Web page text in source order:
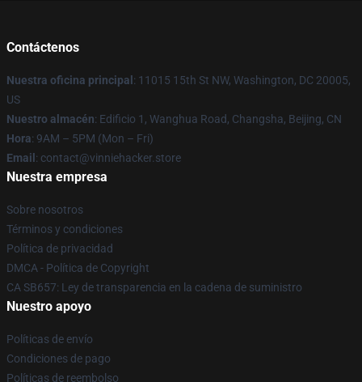
Contáctenos
Nuestra oficina principal : 11015 15th St NW, Washington, DC 20005,
US
Nuestro almacén: Edificio 1, Wanghua Road, Changsha, Beijing, CN
Hora: 9AM – 5PM (Mon – Fri)
Email : contact@vinniehacker.store
Nuestra empresa
Sobre nosotros
Términos y condiciones
Política de privacidad
DMCA - Política de Copyright
CA SB657: Ley de transparencia en la cadena de suministro
Nuestro apoyo
Políticas de envío
Condiciones de pago
Políticas de reembolso